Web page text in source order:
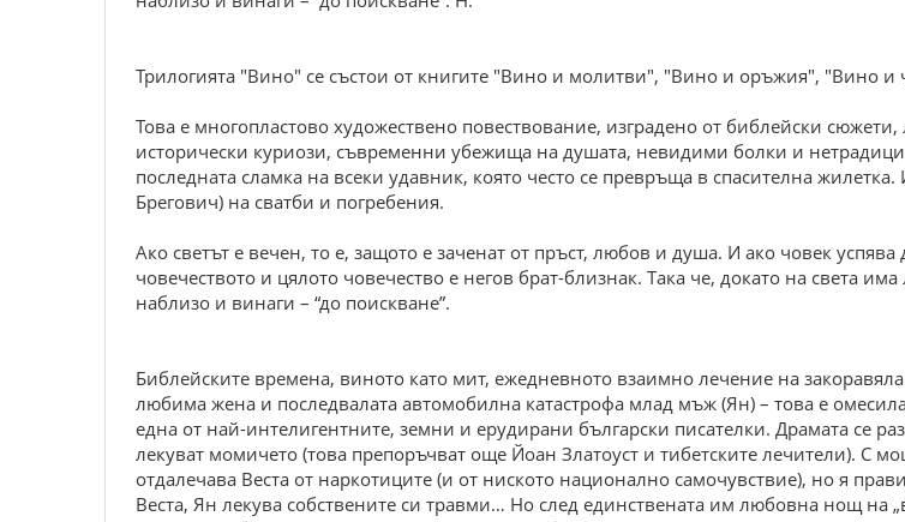
Трилогията "Вино" се състои от книгите "Вино и молитви", "Вино и оръжия", "Вино и
Това е многопластово художествено повествование, изградено от библейски
исторически куриози, съвременни убежища на душата, невидими болки и
последната сламка на всеки удавник, която често се превръща в спасителна
Брегович) на сватби и погребения.
Ако светът е вечен, то е, защото е заченат от пръст, любов и душа. И ако човек
човечеството и цялото човечество е негов брат-близнак. Така че, докато на света
наблизо и винаги – “до поискване”.
Библейските времена, виното като мит, ежедневното взаимно лечение на
любима жена и последвалата автомобилна катастрофа млад мъж (Ян) – това е
една от най-интелигентните, земни и ерудирани български писателки. Драмата се
лекуват момичето (това препоръчват още Йоан Златоуст и тибетските лечители).
отдалечава Веста от наркотиците (и от ниското национално самочувствие), но я
Веста, Ян лекува собствените си травми… Но след единствената им любовна нощ на